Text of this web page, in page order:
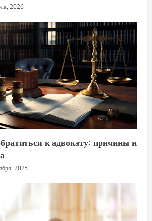
2026
к адвокату: причины и
2025